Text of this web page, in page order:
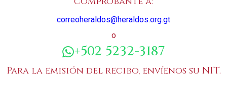
correoheraldos@heraldos.org.gt
o
+502 5232-3187
Para la emisión del recibo, envíenos su NIT.